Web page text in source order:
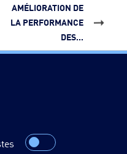
AMÉLIORATION DE
LA PERFORMANCE
DES...